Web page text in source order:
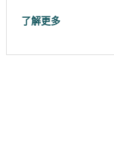
了解更多